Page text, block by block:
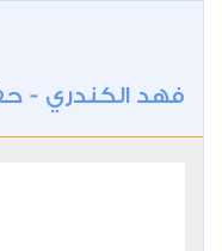
فهد الكندري